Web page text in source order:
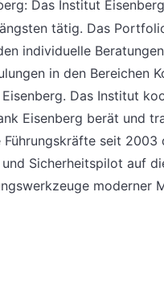
Das Institut
tätig. Das
individuelle
in den Bereichen
Das Institut
Eisenberg berät und
seit
Sicherheitspilot auf
moderner